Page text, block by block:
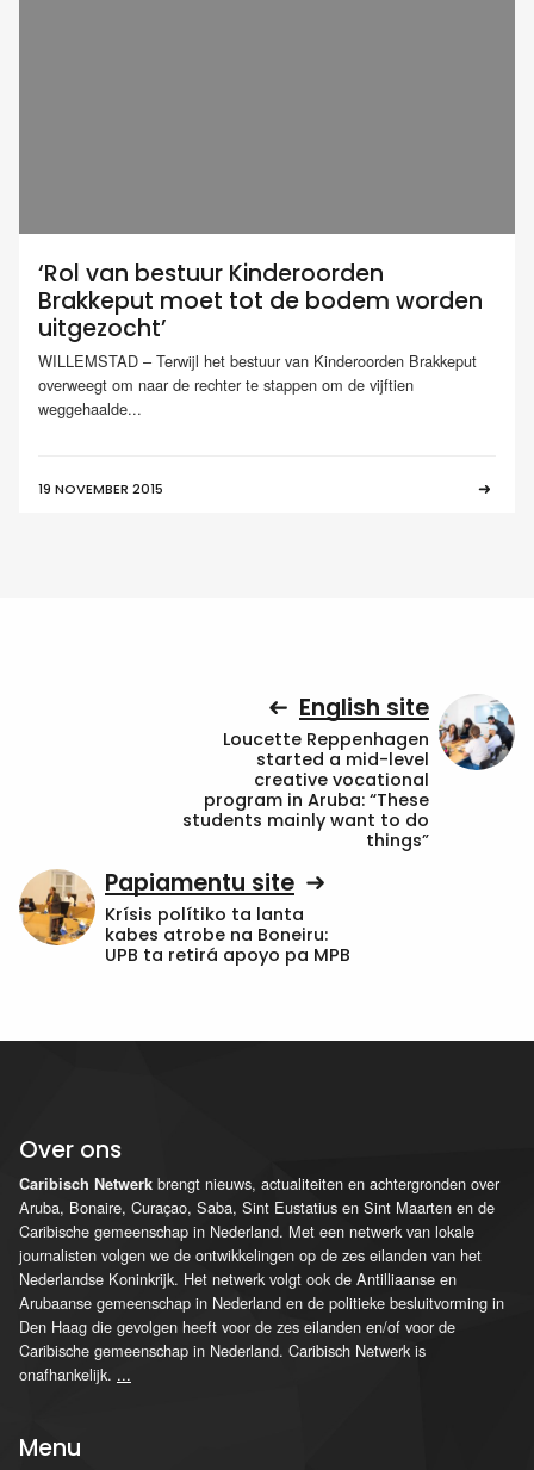
‘Rol van bestuur Kinderoorden
Brakkeput moet tot de bodem worden
uitgezocht’
WILLEMSTAD – Terwijl het bestuur van Kinderoorden Brakkeput
overweegt om naar de rechter te stappen om de vijftien
weggehaalde...
19 NOVEMBER 2015
English site
Loucette Reppenhagen
started a mid-level
creative vocational
program in Aruba: “These
students mainly want to do
things”
Papiamentu site
Krísis polítiko ta lanta
kabes atrobe na Boneiru:
UPB ta retirá apoyo pa MPB
Over ons
Caribisch Netwerk brengt nieuws, actualiteiten en achtergronden over
Aruba, Bonaire, Curaçao, Saba, Sint Eustatius en Sint Maarten en de
Caribische gemeenschap in Nederland. Met een netwerk van lokale
journalisten volgen we de ontwikkelingen op de zes eilanden van het
Nederlandse Koninkrijk. Het netwerk volgt ook de Antilliaanse en
Arubaanse gemeenschap in Nederland en de politieke besluitvorming in
Den Haag die gevolgen heeft voor de zes eilanden en/of voor de
Caribische gemeenschap in Nederland. Caribisch Netwerk is
onafhankelijk. ...
Menu